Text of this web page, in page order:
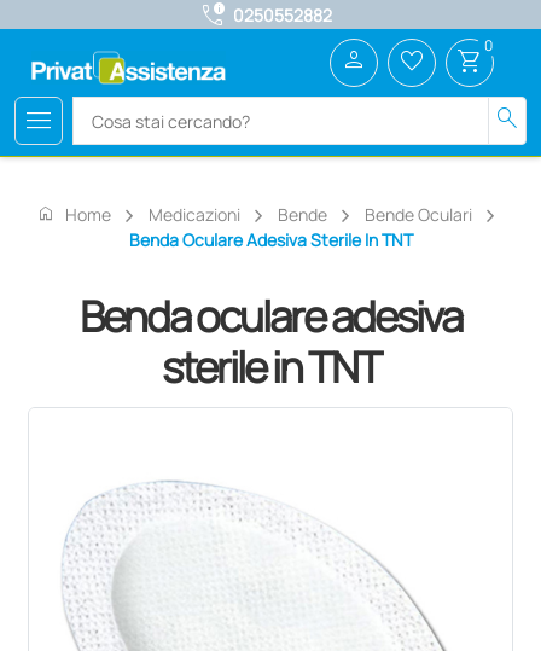
call_quality 0250552882
menu search
person favorite_border shopping_cart 0
home Home Medicazioni Bende
Bende Oculari
Benda Oculare Adesiva Sterile In TNT
Benda oculare adesiva
sterile in TNT